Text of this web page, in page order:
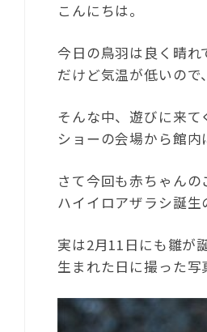
こんにちは。
今日の鳥羽は良く晴れ
だけど気温が低いので
そんな中、遊びに来て
ショーの会場から館内
さて今回も赤ちゃんの
ハイイロアザラシ誕生
実は2月11日にも雛が
生まれた日に撮った写